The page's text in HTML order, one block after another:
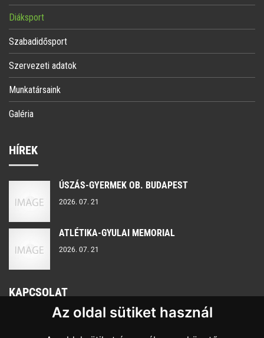
Az oldal sütiket használ
Diáksport
Szabadidősport
Szervezeti adatok
Munkatársaink
Galéria
HÍREK
ÚSZÁS-GYERMEK OB. BUDAPEST
2026. 07. 21
ATLÉTIKA-GYULAI MEMORIAL
2026. 07. 21
KAPCSOLAT